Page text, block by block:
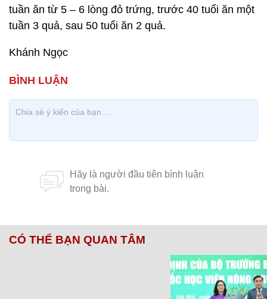
tuần ăn từ 5 – 6 lòng đỏ trứng, trước 40 tuổi ăn một
tuần 3 quả, sau 50 tuổi ăn 2 quả.
Khánh Ngọc
CÓ THỂ BẠN QUAN TÂM